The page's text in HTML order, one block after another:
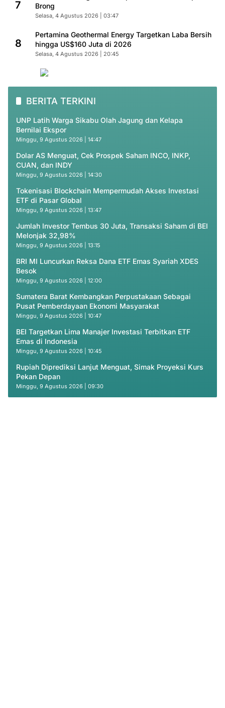
7
Brong
Selasa, 4 Agustus 2026 | 03:47
8
Pertamina Geothermal Energy Targetkan Laba Bersih
hingga US$160 Juta di 2026
Selasa, 4 Agustus 2026 | 20:45
BERITA TERKINI
UNP Latih Warga Sikabu Olah Jagung dan Kelapa
Bernilai Ekspor
Minggu, 9 Agustus 2026 | 14:47
Dolar AS Menguat, Cek Prospek Saham INCO, INKP,
CUAN, dan INDY
Minggu, 9 Agustus 2026 | 14:30
Tokenisasi Blockchain Mempermudah Akses Investasi
ETF di Pasar Global
Minggu, 9 Agustus 2026 | 13:47
Jumlah Investor Tembus 30 Juta, Transaksi Saham di BEI
Melonjak 32,98%
Minggu, 9 Agustus 2026 | 13:15
BRI MI Luncurkan Reksa Dana ETF Emas Syariah XDES
Besok
Minggu, 9 Agustus 2026 | 12:00
Sumatera Barat Kembangkan Perpustakaan Sebagai
Pusat Pemberdayaan Ekonomi Masyarakat
Minggu, 9 Agustus 2026 | 10:47
BEI Targetkan Lima Manajer Investasi Terbitkan ETF
Emas di Indonesia
Minggu, 9 Agustus 2026 | 10:45
Rupiah Diprediksi Lanjut Menguat, Simak Proyeksi Kurs
Pekan Depan
Minggu, 9 Agustus 2026 | 09:30